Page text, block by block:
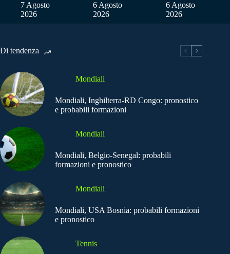
7 Agosto
2026
6 Agosto
2026
6 Agosto
2026
Di tendenza
Mondiali
Mondiali, Inghilterra-RD Congo: pronostico
e probabili formazioni
Mondiali
Mondiali, Belgio-Senegal: probabili
formazioni e pronostico
Mondiali
Mondiali, USA Bosnia: probabili formazioni
e pronostico
Tennis